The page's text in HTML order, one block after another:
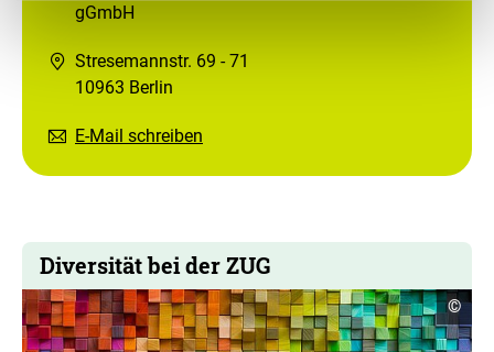
gGmbH
Stresemannstr. 69 - 71
10963 Berlin
E-Mail schreiben
Diversität bei der ZUG
©